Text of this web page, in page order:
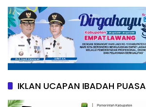
IKLAN UCAPAN IBADAH PUASA